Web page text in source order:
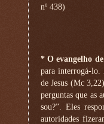
nº 438)
* O evangelho
para interrogá-lo.
de Jesus (Mc
perguntas que as
sou?”. Eles
autoridades